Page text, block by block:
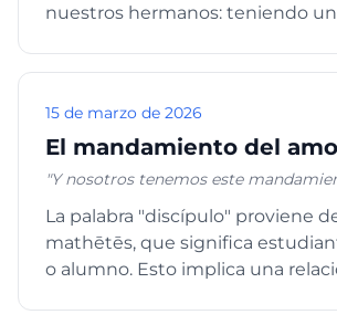
mismo, teniendo el mismo amor,
contienda o por vanagloria; antes
humildad, estimando cada uno a los
suyo propio, sino cada cual también
otros." Filipenses 2:1-4
nuestros hermanos: teniendo
15 de marzo de 2026
El mandamiento del
"Y nosotros tenemos este
4:21
La palabra "discípulo" proviene
mathētēs, que significa
o alumno. Esto implica una